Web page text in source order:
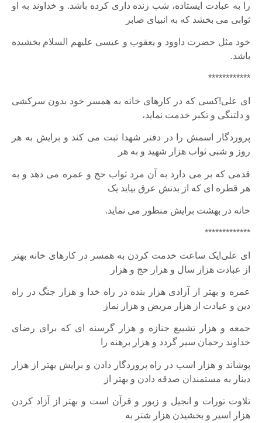
را به عبادت ایستاده، شب زنده داری کرده باشد. و خداوند به او
ثوابی می بخشد که به انبیای صابر
خود مثل حضرت داوود و یعقوب و عیسی علیهم السلام بخشیده
باشد.
************
ای علی!کسی که در کارهای خانه به همسر خود بدون سرکشی
و دلتنگی و تکبر خدمت نماید،
پروردگار اسمش را در دفتر شهدا ثبت می کند و برایش به هر
روز و شبی ثواب هزار شهید و به هر
قدمی که بر می دارد به آن مرد ثواب حج و عمره می دهد و به
هر قطره ای که از بدنش عرق بیاید یک
خانه در بهشت برایش منظور می نماید.
*************
ای علی!یک ساعت خدمت کردن به همسر در کارهای خانه بهتر
از عبادت هزار سال و هزار حج و هزار
عمره و بهتر از آزادی هزار بنده در راه خدا و هزار جنگ در راه
دین و عیادت از هزار مریض و هزار نماز
جمعه و هزار تشییع جنازه و هزار گرسنه ای که برای رضای
خداوند رحمان سیر گردد و هزار برهنه را
پوشاند و هزار اسب در راه پروردگار دادن و برایش بهتر از هزار
دینار به مستمندان صدقه دادن و بهتر از
تلاوت تورات و انجیل و زبور و قرآن است و بهتر از آزاد کردن
هزار اسیر و بخشیدن هزار شتر به